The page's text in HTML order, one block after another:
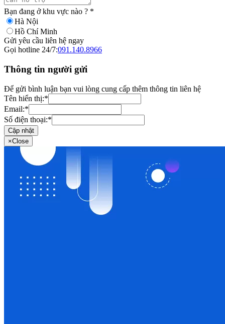
Bạn đang ở khu vực nào ? *
Hà Nội
Hồ Chí Minh
Gửi yêu cầu liên hệ ngay
Gọi hotline 24/7:091.140.8966
Thông tin người gửi
Để gửi bình luận bạn vui lòng cung cấp thêm thông tin liên hệ
Tên hiển thị:*
Email:*
Số điện thoại:*
Cập nhật
×Close